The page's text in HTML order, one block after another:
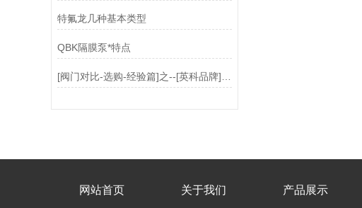
特氟龙几种基本类型
QBK隔膜泵*特点
网站首页 关于我们 产品展示